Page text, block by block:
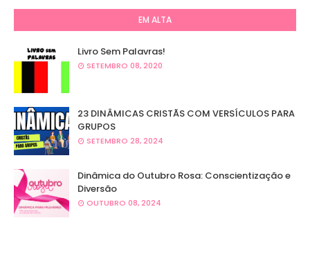
EM ALTA
Livro Sem Palavras!
SETEMBRO 08, 2020
23 DINÂMICAS CRISTÃS COM VERSÍCULOS PARA
GRUPOS
SETEMBRO 28, 2024
Dinâmica do Outubro Rosa: Conscientização e
Diversão
OUTUBRO 08, 2024